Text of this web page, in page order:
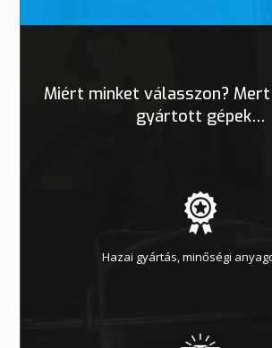
Miért minket válasszon?
gyártott gépek…
Hazai gyártás, minőségi